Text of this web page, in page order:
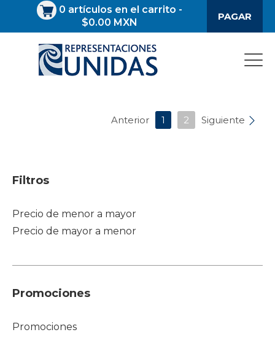
0 artículos en el carrito -
$0.00 MXN
PAGAR
Anterior 1 2 Siguiente
Filtros
Precio de menor a mayor
Precio de mayor a menor
Promociones
Promociones